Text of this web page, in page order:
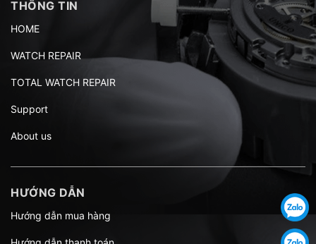
THÔNG TIN
HOME
WATCH REPAIR
TOTAL WATCH REPAIR
Support
About us
HƯỚNG DẪN
Hướng dẫn mua hàng